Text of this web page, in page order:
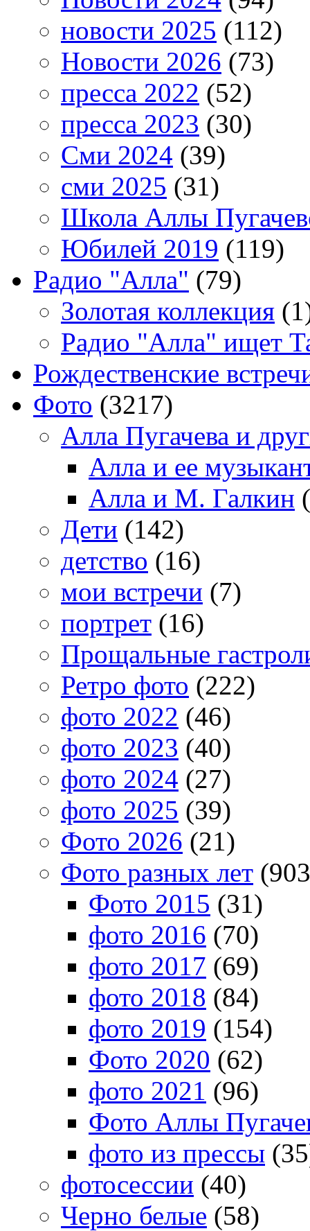
новости 2025 (112)
Новости 2026 (73)
пресса 2022 (52)
пресса 2023 (30)
Сми 2024 (39)
сми 2025 (31)
Школа Аллы
Юбилей 2019 (119)
Радио "Алла" (79)
Золотая коллекция
Радио "Алла" ищет
Рождественские
Фото (3217)
Алла Пугачева и
Алла и ее
Алла и М. Галкин
Дети (142)
детство (16)
мои встречи (7)
портрет (16)
Прощальные
Ретро фото (222)
фото 2022 (46)
фото 2023 (40)
фото 2024 (27)
фото 2025 (39)
Фото 2026 (21)
Фото разных лет
Фото 2015 (31)
фото 2016 (70)
фото 2017 (69)
фото 2018 (84)
фото 2019 (154)
Фото 2020 (62)
фото 2021 (96)
Фото Аллы
фото из прессы
фотосессии (40)
Черно белые (58)